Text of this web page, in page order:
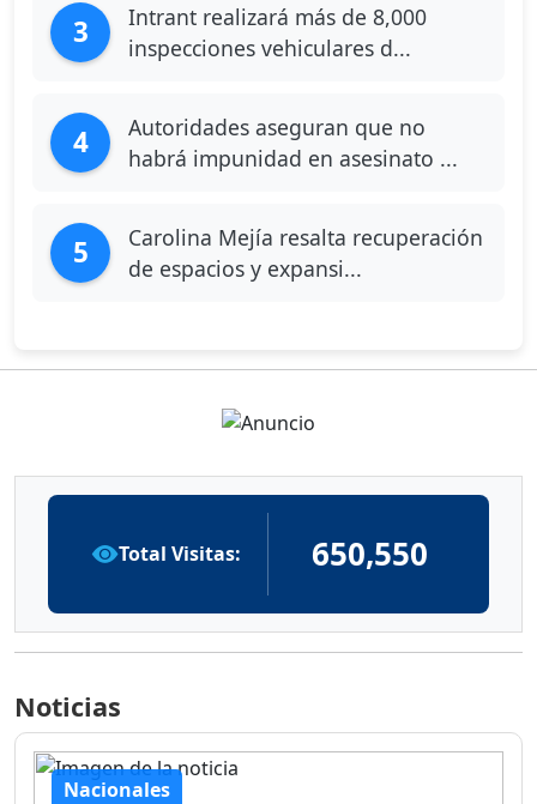
3
Intrant realizará más de 8,000
inspecciones vehiculares d...
4
Autoridades aseguran que no
habrá impunidad en asesinato ...
5
Carolina Mejía resalta recuperación
de espacios y expansi...
Total Visitas: 650,550
Noticias
Nacionales